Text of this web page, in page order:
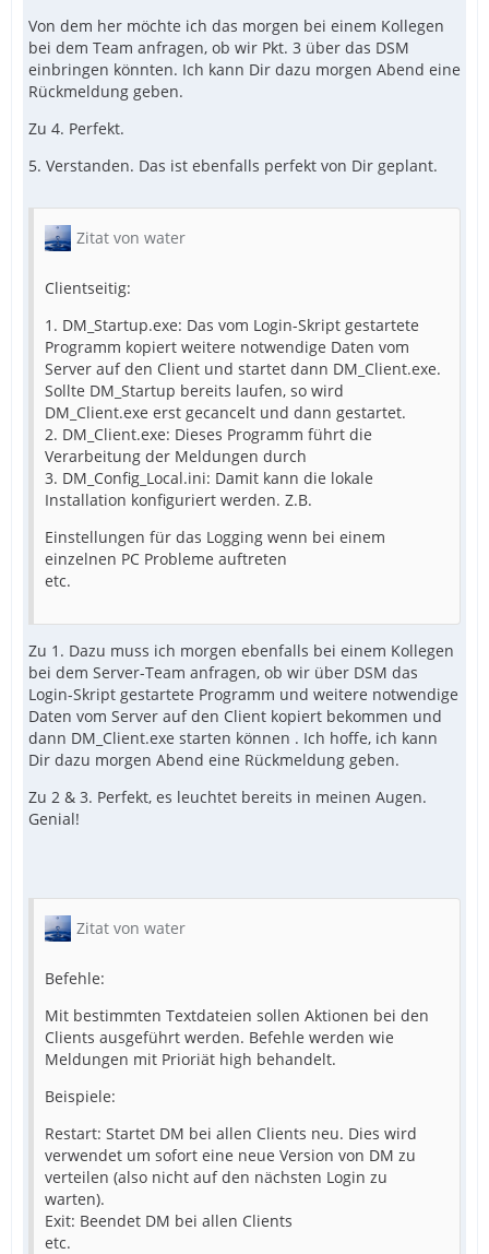
Von dem her möchte ich das morgen bei einem Kollegen
bei dem Team anfragen, ob wir Pkt. 3 über das DSM
einbringen könnten. Ich kann Dir dazu morgen Abend eine
Rückmeldung geben.
Zu 4. Perfekt.
5. Verstanden. Das ist ebenfalls perfekt von Dir geplant.
Zitat von water
Clientseitig:
1. DM_Startup.exe: Das vom Login-Skript gestartete
Programm kopiert weitere notwendige Daten vom
Server auf den Client und startet dann DM_Client.exe.
Sollte DM_Startup bereits laufen, so wird
DM_Client.exe erst gecancelt und dann gestartet.
2. DM_Client.exe: Dieses Programm führt die
Verarbeitung der Meldungen durch
3. DM_Config_Local.ini: Damit kann die lokale
Installation konfiguriert werden. Z.B.
Einstellungen für das Logging wenn bei einem
einzelnen PC Probleme auftreten
etc.
Zu 1. Dazu muss ich morgen ebenfalls bei einem Kollegen
bei dem Server-Team anfragen, ob wir über DSM das
Login-Skript gestartete Programm und weitere notwendige
Daten vom Server auf den Client kopiert bekommen und
dann DM_Client.exe starten können . Ich hoffe, ich kann
Dir dazu morgen Abend eine Rückmeldung geben.
Zu 2 & 3. Perfekt, es leuchtet bereits in meinen Augen.
Genial!
Zitat von water
Befehle:
Mit bestimmten Textdateien sollen Aktionen bei den
Clients ausgeführt werden. Befehle werden wie
Meldungen mit Prioriät high behandelt.
Beispiele:
Restart: Startet DM bei allen Clients neu. Dies wird
verwendet um sofort eine neue Version von DM zu
verteilen (also nicht auf den nächsten Login zu
warten).
Exit: Beendet DM bei allen Clients
etc.